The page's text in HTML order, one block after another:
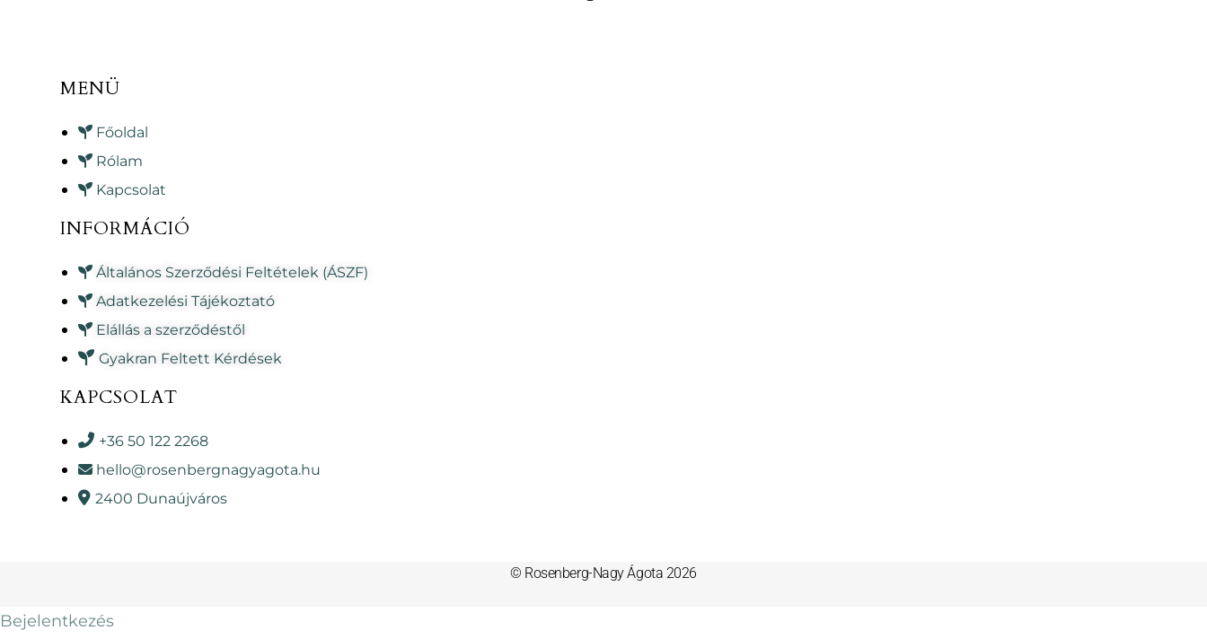
MENÜ
Főoldal
Rólam
Kapcsolat
INFORMÁCIÓ
Általános Szerződési Feltételek (ÁSZF)
Adatkezelési Tájékoztató
Elállás a szerződéstől
Gyakran Feltett Kérdések
KAPCSOLAT
+36 50 122 2268
hello@rosenbergnagyagota.hu
2400 Dunaújváros
© Rosenberg-Nagy Ágota 2026
Bejelentkezés